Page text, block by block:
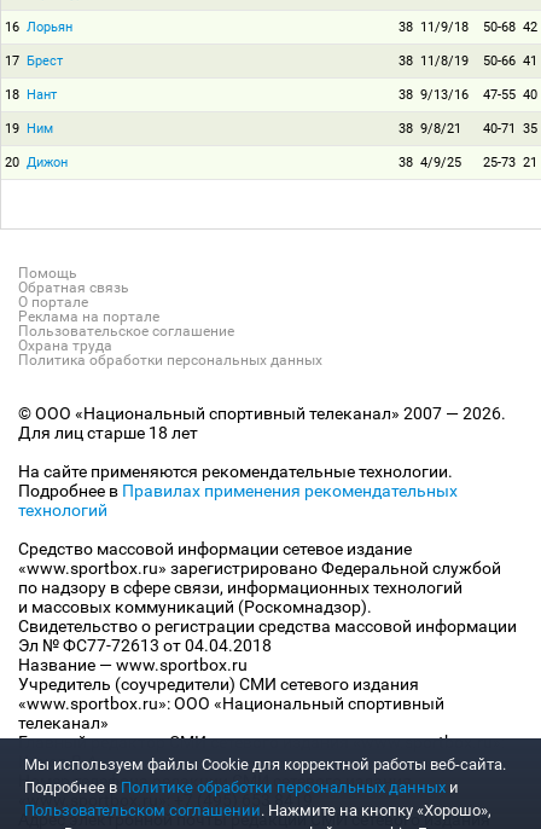
16 Лорьян 38 11/9/18 50-68 42
17 Брест 38 11/8/19 50-66 41
18 Нант 38 9/13/16 47-55 40
19 Ним 38 9/8/21 40-71 35
20 Дижон 38 4/9/25 25-73 21
Помощь
Обратная связь
О портале
Реклама на портале
Пользовательское соглашение
Охрана труда
Политика обработки персональных данных
© ООО «Национальный спортивный телеканал» 2007 — 2026.
Для лиц старше 18 лет
На сайте применяются рекомендательные технологии.
Подробнее в Правилах применения рекомендательных
технологий
Средство массовой информации сетевое издание
«www.sportbox.ru» зарегистрировано Федеральной службой
по надзору в сфере связи, информационных технологий
и массовых коммуникаций (Роскомнадзор).
Свидетельство о регистрации средства массовой информации
Эл № ФС77-72613 от 04.04.2018
Название — www.sportbox.ru
Учредитель (соучредители) СМИ сетевого издания
«www.sportbox.ru»: ООО «Национальный спортивный
телеканал»
Главный редактор СМИ сетевого издания «www.sportbox.ru»:
Конов В.А.
Номер телефона редакции СМИ сетевого издания
«www.sportbox.ru»: +7 (495) 653 8419
Адрес электронной почты редакции СМИ сетевого издания
Мы используем файлы Сookie для корректной работы веб-сайта.
Подробнее в Политике обработки персональных данных и
Пользовательском соглашении. Нажмите на кнопку «Хорошо»,